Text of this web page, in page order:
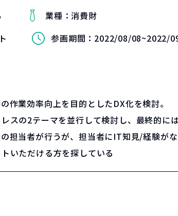
業種：消費財
参画期間： 2022/08/08~2022/
作業効率向上を目的としたDX化を検討。
スの2テーマを並行して検討し、最終的に
担当者が行うが、担当者にIT知見/経験が
いただける方を探している